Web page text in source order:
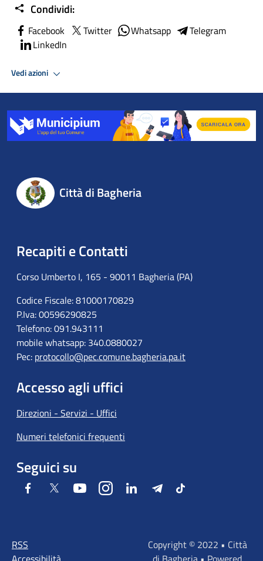
Condividi:
Facebook Twitter Whatsapp
Telegram
LinkedIn
Vedi azioni
Città di Bagheria
Recapiti e Contatti
Corso Umberto I, 165 - 90011 Bagheria (PA)
Codice Fiscale: 81000170829
P.Iva: 00596290825
Telefono: 091.943111
mobile whatsapp: 340.0880027
Pec: protocollo@pec.comune.bagheria.pa.it
Accesso agli uffici
Direzioni - Servizi - Uffici
Numeri telefonici frequenti
Seguici su
Facebook Twitter YoutubeInstagramLinkedIn TelegramTiktok
RSS
Copyright © 2022 • Città